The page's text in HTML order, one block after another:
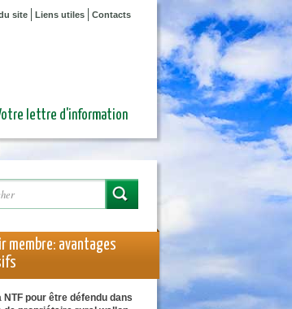
site Liens utiles Contacts
lettre d'information
de recherche
membre: avantages
NTF pour être défendu dans